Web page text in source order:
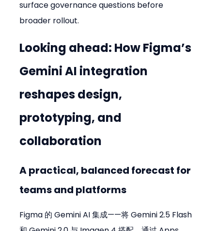
surface governance questions before
broader rollout.
Looking ahead: How Figma’s
Gemini AI integration
reshapes design,
prototyping, and
collaboration
A practical, balanced forecast for
teams and platforms
Figma 的 Gemini AI 集成——将 Gemini 2.5 Flash